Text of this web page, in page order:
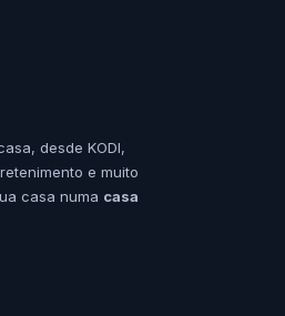
desde KODI,
e muito
casa numa casa